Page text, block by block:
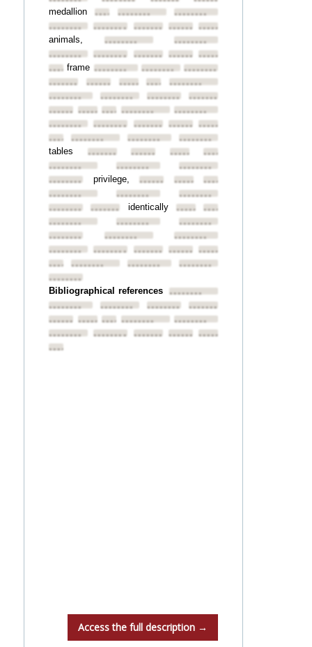
medallion••••••••••••••••
••••••••
••••••••
•••••••• •••••••• ••••••••••••••••
animals, ••••••••
••••••••
••••••••
•••••••• •••••••• ••••••••••••••••
••••••••
frame •••••••• ••••••••
••••••••
••••••••
••••••••••••••••••••••••••••••••
••••••••
•••••••• ••••••••
••••••••
••••••••••••••••••••••••••••••••
••••••••
••••••••
•••••••• •••••••• ••••••••••••••••
•••••••••••••••• ••••••••
••••••••
tables •••••••• •••••••• •••••••• ••••••••
••••••••
••••••••
••••••••
•••••••• privilege, •••••••• ••••••••••••••••
••••••••
••••••••
••••••••
••••••••
•••••••• identically ••••••••••••••••
••••••••
••••••••
••••••••
••••••••
••••••••
••••••••
••••••••
•••••••• •••••••• ••••••••••••••••
•••••••••••••••• ••••••••
••••••••
••••••••
Bibliographical references ••••••••
••••••••
•••••••• ••••••••
••••••••
••••••••••••••••••••••••••••••••
••••••••
••••••••
•••••••• •••••••• ••••••••••••••••
••••••••
Access the full description →